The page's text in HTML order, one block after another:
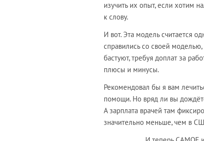
изучить их опыт, если хотим
к слову.
И вот. Эта модель считается
справились со своей
бастуют, требуя доплат за
плюсы и минусы.
Рекомендовал бы я вам
помощи. Но вряд ли вы
А зарплата врачей там
значительно меньше, чем в